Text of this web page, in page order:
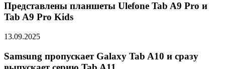
Представлены планшеты Ulefone Tab A9 Pro и
Tab A9 Pro Kids
13.09.2025
Samsung пропускает Galaxy Tab A10 и сразу